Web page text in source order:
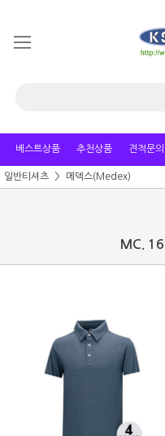
베스트상품 추천상품 견적문의
일반티셔츠 메덱스(Medex)
MC.